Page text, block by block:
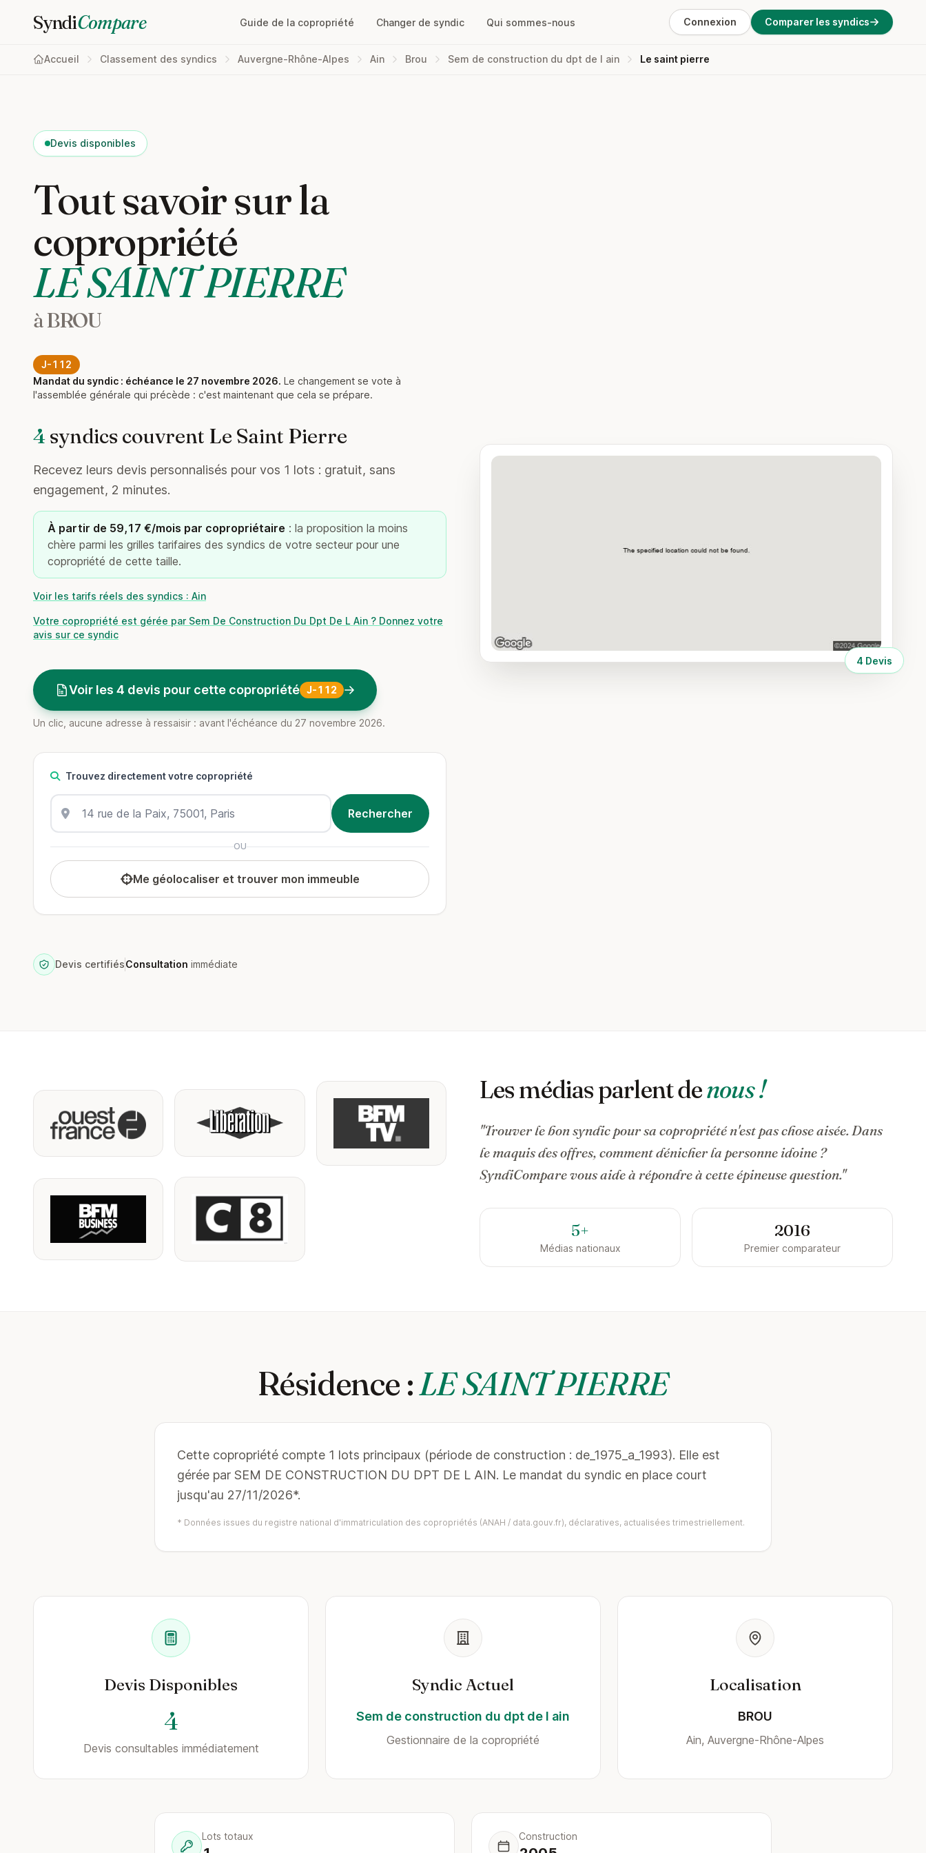
SyndiCompare Guide de la copropriété Changer de syndic Qui sommes-nous Connexion Comparer les syndics
Accueil Classement des syndics Auvergne-Rhône-Alpes Ain Brou Sem de construction du dpt de l ain Le saint pierre
Devis disponibles
Tout savoir sur la
copropriété
LE SAINT PIERRE
à BROU
J-112
Mandat du syndic : échéance le 27 novembre 2026. Le changement se vote à
l'assemblée générale qui précède : c'est maintenant que cela se prépare.
4syndics couvrent Le Saint Pierre
Recevez leurs devis personnalisés pour vos 1 lots : gratuit, sans
engagement, 2 minutes.
À partir de 59,17 €/mois par copropriétaire : la proposition la moins
chère parmi les grilles tarifaires des syndics de votre secteur pour une
copropriété de cette taille.
Voir les tarifs réels des syndics : Ain
Votre copropriété est gérée par Sem De Construction Du Dpt De L Ain ? Donnez votre
avis sur ce syndic
Voir les 4 devis pour cette copropriété J-112
Un clic, aucune adresse à ressaisir : avant l'échéance du 27 novembre 2026.
Trouvez directement votre copropriété
OU
Me géolocaliser et trouver mon immeuble
Devis certifiésConsultation immédiate
4 Devis
Les médias parlent denous !
"Trouver le bon syndic pour sa copropriété n'est pas chose aisée. Dans
le maquis des offres, comment dénicher la personne idoine ?
SyndiCompare vous aide à répondre à cette épineuse question."
5+
Médias nationaux
2016
Premier comparateur
Résidence :LE SAINT PIERRE
Cette copropriété compte 1 lots principaux (période de construction : de_1975_a_1993). Elle est
gérée par SEM DE CONSTRUCTION DU DPT DE L AIN. Le mandat du syndic en place court
jusqu'au 27/11/2026*.
* Données issues du registre national d'immatriculation des copropriétés (ANAH / data.gouv.fr), déclaratives, actualisées trimestriellement.
Devis Disponibles
4
Devis consultables immédiatement
Syndic Actuel
Sem de construction du dpt de l ain
Gestionnaire de la copropriété
Localisation
BROU
Ain, Auvergne-Rhône-Alpes
Lots totaux Construction